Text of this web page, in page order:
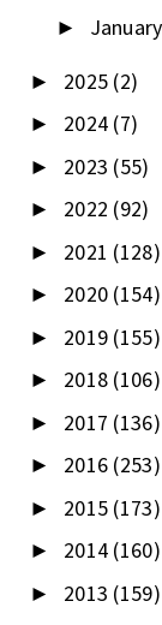
► January
► 2025 (2)
► 2024 (7)
► 2023 (55)
► 2022 (92)
► 2021 (128)
► 2020 (154)
► 2019 (155)
► 2018 (106)
► 2017 (136)
► 2016 (253)
► 2015 (173)
► 2014 (160)
► 2013 (159)